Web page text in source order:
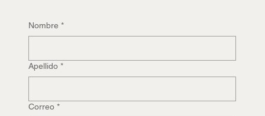
Nombre *
Apellido *
Correo *